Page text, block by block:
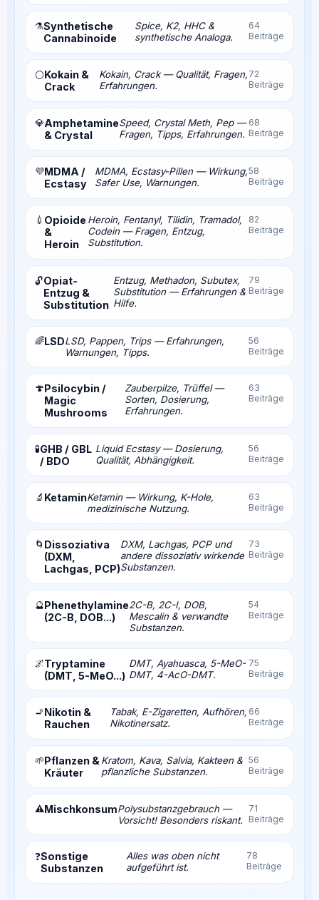
⚗️Synthetische
Cannabinoide
Spice, K2, HHC &
synthetische Analoga.
64
Beiträge
⚪Kokain &
Crack
Kokain, Crack — Qualität, Fragen,
Erfahrungen.
72
Beiträge
💎Amphetamine
& Crystal
Speed, Crystal Meth, Pep —
Fragen, Tipps, Erfahrungen.
68
Beiträge
💜MDMA /
Ecstasy
MDMA, Ecstasy-Pillen — Wirkung,
Safer Use, Warnungen.
58
Beiträge
💉 Opioide
&
Heroin
Heroin, Fentanyl, Tilidin, Tramadol,
Codein — Fragen, Entzug,
Substitution.
82
Beiträge
🔓Opiat-
Entzug &
Substitution
Entzug, Methadon, Subutex,
Substitution — Erfahrungen &
Hilfe.
79
Beiträge
🌈LSDLSD, Pappen, Trips — Erfahrungen,
Warnungen, Tipps.
56
Beiträge
🍄Psilocybin /
Magic
Mushrooms
Zauberpilze, Trüffel —
Sorten, Dosierung,
Erfahrungen.
63
Beiträge
🧪GHB / GBL
/ BDO
Liquid Ecstasy — Dosierung,
Qualität, Abhängigkeit.
56
Beiträge
🔬 KetaminKetamin — Wirkung, K-Hole,
medizinische Nutzung.
63
Beiträge
🌀 Dissoziativa
(DXM,
Lachgas, PCP)
DXM, Lachgas, PCP und
andere dissoziativ wirkende
Substanzen.
73
Beiträge
🔮Phenethylamine
(2C-B, DOB...)
2C-B, 2C-I, DOB,
Mescalin & verwandte
Substanzen.
54
Beiträge
🌌Tryptamine
(DMT, 5-MeO...)
DMT, Ayahuasca, 5-MeO-
DMT, 4-AcO-DMT.
75
Beiträge
🚬Nikotin &
Rauchen
Tabak, E-Zigaretten, Aufhören,
Nikotinersatz.
66
Beiträge
🌱Pflanzen &
Kräuter
Kratom, Kava, Salvia, Kakteen &
pflanzliche Substanzen.
56
Beiträge
⚠️MischkonsumPolysubstanzgebrauch —
Vorsicht! Besonders riskant.
71
Beiträge
❓Sonstige
Substanzen
Alles was oben nicht
aufgeführt ist.
78
Beiträge